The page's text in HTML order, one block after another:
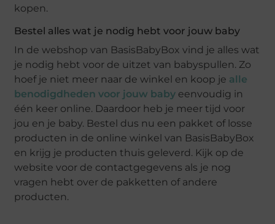
kopen.
Bestel alles wat je nodig hebt voor jouw baby
In de webshop van BasisBabyBox vind je alles wat
je nodig hebt voor de uitzet van babyspullen. Zo
hoef je niet meer naar de winkel en koop je alle
benodigdheden voor jouw baby eenvoudig in
één keer online. Daardoor heb je meer tijd voor
jou en je baby. Bestel dus nu een pakket of losse
producten in de online winkel van BasisBabyBox
en krijg je producten thuis geleverd. Kijk op de
website voor de contactgegevens als je nog
vragen hebt over de pakketten of andere
producten.